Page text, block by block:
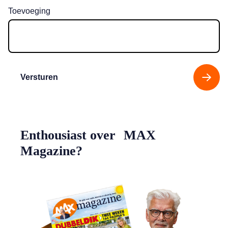
Toevoeging
Versturen
Enthousiast over MAX
Magazine?